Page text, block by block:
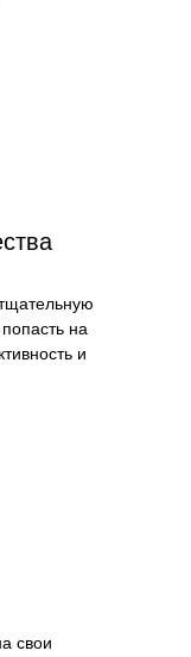
на
и
свои